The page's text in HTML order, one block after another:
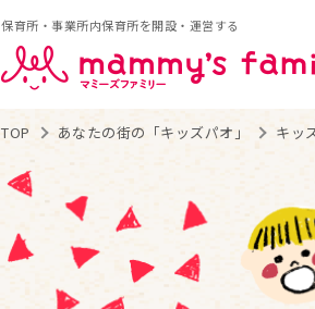
保育所・事業所内保育所を開設・運営する
TOP あなたの街の「キッズパオ」 キッ